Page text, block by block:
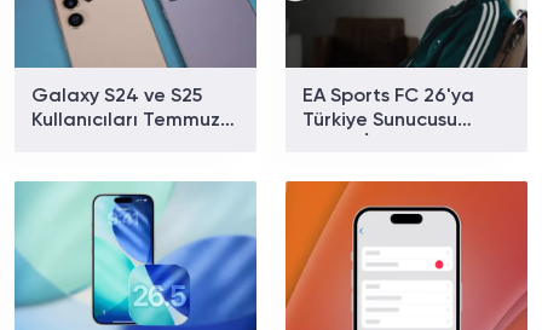
Galaxy S24 ve S25
Kullanıcıları Temmuz
Sorunları Bildiriyor
EA Sports FC 26'ya
Türkiye Sunucusu
Sorunu Büyük Ölçüde
Azaldı